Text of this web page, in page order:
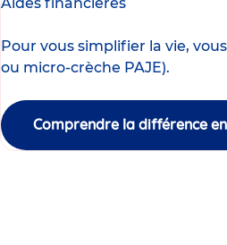
Pour vous simplifier la vie,
ou micro-crèche PAJE).
Comprendre la différence